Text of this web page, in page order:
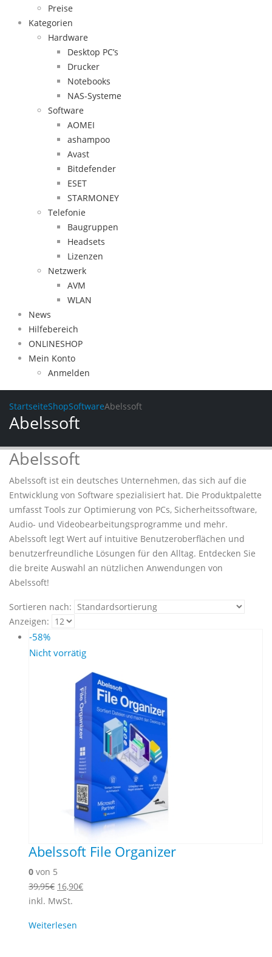
Preise
Kategorien
Hardware
Desktop PC’s
Drucker
Notebooks
NAS-Systeme
Software
AOMEI
ashampoo
Avast
Bitdefender
ESET
STARMONEY
Telefonie
Baugruppen
Headsets
Lizenzen
Netzwerk
AVM
WLAN
News
Hilfebereich
ONLINESHOP
Mein Konto
Anmelden
StartseiteShopSoftwareAbelssoft
Abelssoft
Abelssoft
Abelssoft ist ein deutsches Unternehmen, das sich auf die
Entwicklung von Software spezialisiert hat. Die Produktpalette
umfasst Tools zur Optimierung von PCs, Sicherheitssoftware,
Audio- und Videobearbeitungsprogramme und mehr.
Abelssoft legt Wert auf intuitive Benutzeroberflächen und
benutzerfreundliche Lösungen für den Alltag. Entdecken Sie
die breite Auswahl an nützlichen Anwendungen von
Abelssoft!
Sortieren nach:
Anzeigen:
-58%
Nicht vorrätig
Abelssoft File Organizer
0 von 5
39,95€ Ursprünglicher
Preis
39,95€
16,90€Aktueller
inkl. MwSt.
Weiterlesen